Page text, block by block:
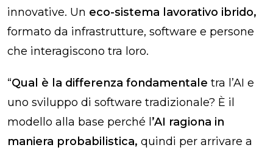
innovative. Un eco-sistema lavorativo ibrido,
formato da infrastrutture, software e persone
che interagiscono tra loro.
“Qual è la differenza fondamentale tra l’AI e
uno sviluppo di software tradizionale? È il
modello alla base perché l’AI ragiona in
maniera probabilistica, quindi per arrivare a